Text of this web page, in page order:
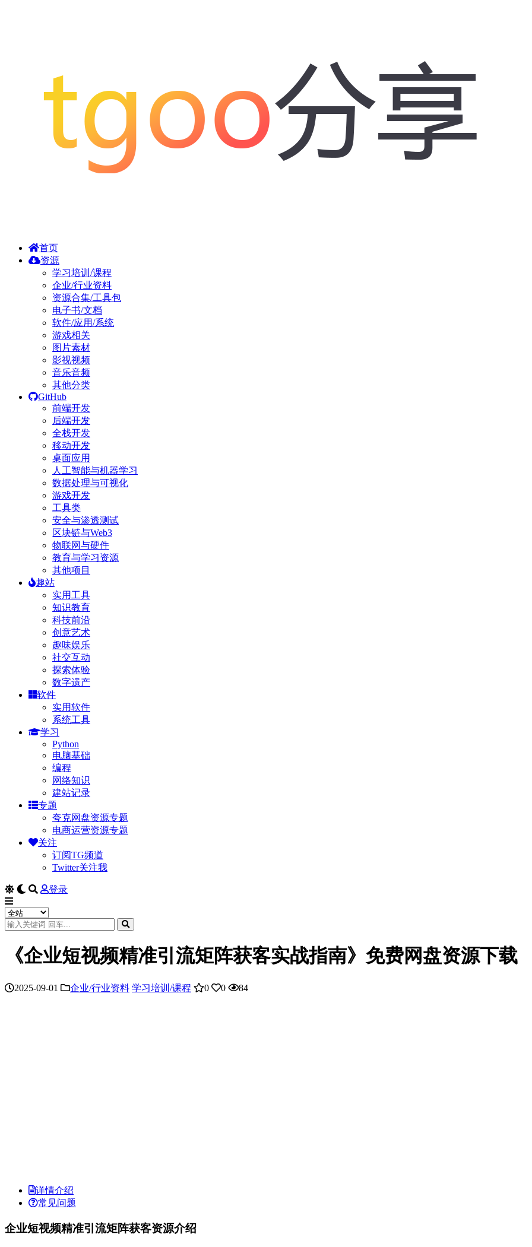
首页
资源
学习培训/课程
企业/行业资料
资源合集/工具包
电子书/文档
软件/应用/系统
游戏相关
图片素材
影视视频
音乐音频
其他分类
GitHub
前端开发
后端开发
全栈开发
移动开发
桌面应用
人工智能与机器学习
数据处理与可视化
游戏开发
工具类
安全与渗透测试
区块链与Web3
物联网与硬件
教育与学习资源
其他项目
趣站
实用工具
知识教育
科技前沿
创意艺术
趣味娱乐
社交互动
探索体验
数字遗产
软件
实用软件
系统工具
学习
Python
电脑基础
编程
网络知识
建站记录
专题
夸克网盘资源专题
电商运营资源专题
关注
订阅TG频道
Twitter关注我
登录
《企业短视频精准引流矩阵获客实战指南》免费网盘资源下载
2025-09-01 企业/行业资料 学习培训/课程 0 0 84
详情介绍
常见问题
企业短视频精准引流矩阵获客资源介绍